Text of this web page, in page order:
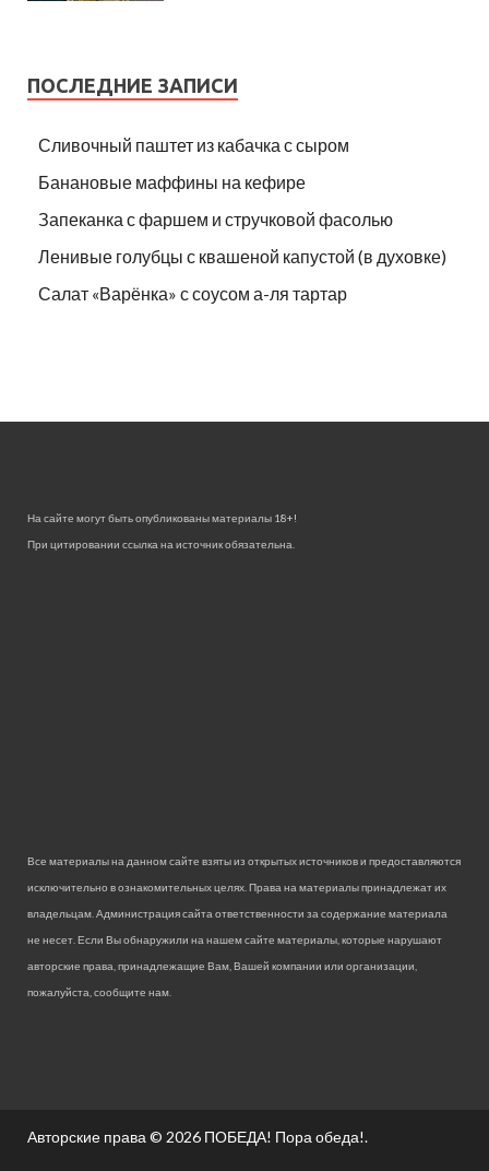
ПОСЛЕДНИЕ ЗАПИСИ
Сливочный паштет из кабачка с сыром
Банановые маффины на кефире
Запеканка с фаршем и стручковой фасолью
Ленивые голубцы с квашеной капустой (в духовке)
Салат «Варёнка» с соусом а-ля тартар
На сайте могут быть опубликованы материалы 18+!
При цитировании ссылка на источник обязательна.
Все материалы на данном сайте взяты из открытых источников и предоставляются
исключительно в ознакомительных целях. Права на материалы принадлежат их
владельцам. Администрация сайта ответственности за содержание материала
не несет. Если Вы обнаружили на нашем сайте материалы, которые нарушают
авторские права, принадлежащие Вам, Вашей компании или организации,
пожалуйста, сообщите нам.
Авторские права © 2026 ПОБЕДА! Пора обеда!.